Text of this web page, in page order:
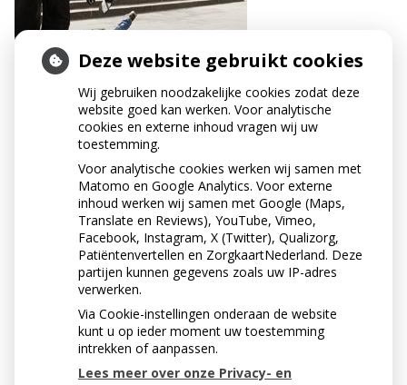
« Terug naar het overzicht
Deze website gebruikt cookies
Wij gebruiken noodzakelijke cookies zodat deze
website goed kan werken. Voor analytische
cookies en externe inhoud vragen wij uw
toestemming.
Voor analytische cookies werken wij samen met
Matomo en Google Analytics. Voor externe
inhoud werken wij samen met Google (Maps,
Translate en Reviews), YouTube, Vimeo,
Facebook, Instagram, X (Twitter), Qualizorg,
Patiëntenvertellen en ZorgkaartNederland. Deze
partijen kunnen gegevens zoals uw IP-adres
verwerken.
Via Cookie-instellingen onderaan de website
kunt u op ieder moment uw toestemming
intrekken of aanpassen.
Lees meer over onze Privacy- en